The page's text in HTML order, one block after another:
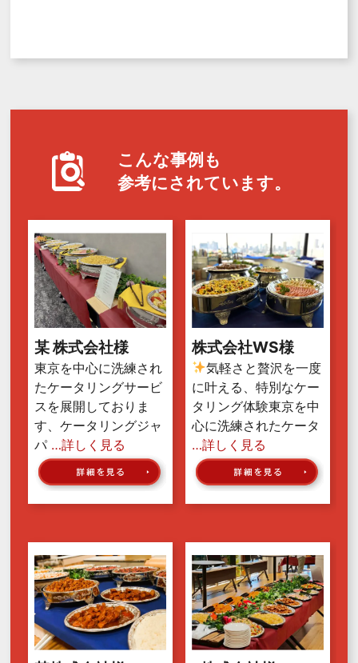
こんな事例も
参考にされています。
某 株式会社様
東京を中心に洗練され
たケータリングサービ
スを展開しておりま
す、ケータリングジャ
パ …詳しく見る
株式会社WS様
気軽さと贅沢を一度
に叶える、特別なケー
タリング体験東京を中
心に洗練されたケータ
…詳しく見る